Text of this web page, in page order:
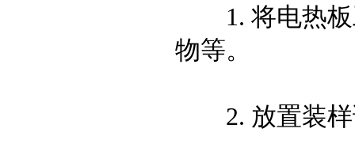
1. 将电热板
物等。
2. 放置装样